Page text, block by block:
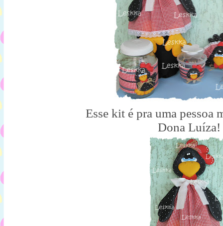
Esse kit é pra uma pessoa
Dona Luíza!